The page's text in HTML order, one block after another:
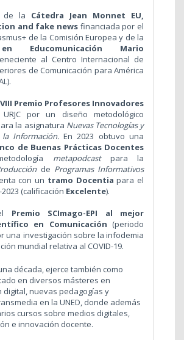
de la Cátedra Jean Monnet EU,
and fake news financiada por el
de la Comisión Europea y de la
Educomunicación Mario
al Centro Internacional de
de Comunicación para América
VIII Premio Profesores Innovadores
por un diseño metodológico
la asignatura Nuevas Tecnologías y
Información.En 2023 obtuvo una
de Buenas Prácticas Docentes
metapodcastpara la
de Programas Informativos
con un tramo Docentiapara el
(calificación Excelente).
Premio SCImago-EPI al mejor
en Comunicación (periodo
una investigación sobre la infodemia
mundial relativa al COVID-19.
década, ejerce también como
en diversos másteres en
digital, nuevas pedagogías y
en la UNED, donde además
cursos sobre medios digitales,
e innovación docente.